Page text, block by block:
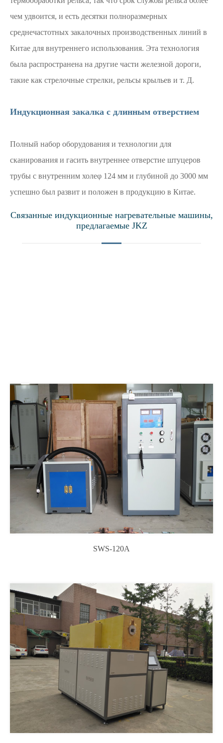
чем удвоится, и есть десятки полноразмерных
среднечастотных закалочных производственных линий в
Китае для внутреннего использования. Эта технология
была распространена на другие части железной дороги,
такие как стрелочные стрелки, рельсы крыльев и т. Д.
Индукционная закалка с длинным отверстием
Полный набор оборудования и технологии для
сканирования и гасить внутреннее отверстие штуцеров
трубы с внутренним холеφ 124 мм и глубиной до 3000 мм
успешно был развит и положен в продукцию в Китае.
Связанные индукционные нагревательные машины,
предлагаемые JKZ
SWS-120A